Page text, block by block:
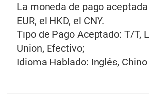
La moneda de pago aceptada
EUR, el HKD, el CNY.
Tipo de Pago Aceptado: T/T,
Union, Efectivo;
Idioma Hablado: Inglés, Chino